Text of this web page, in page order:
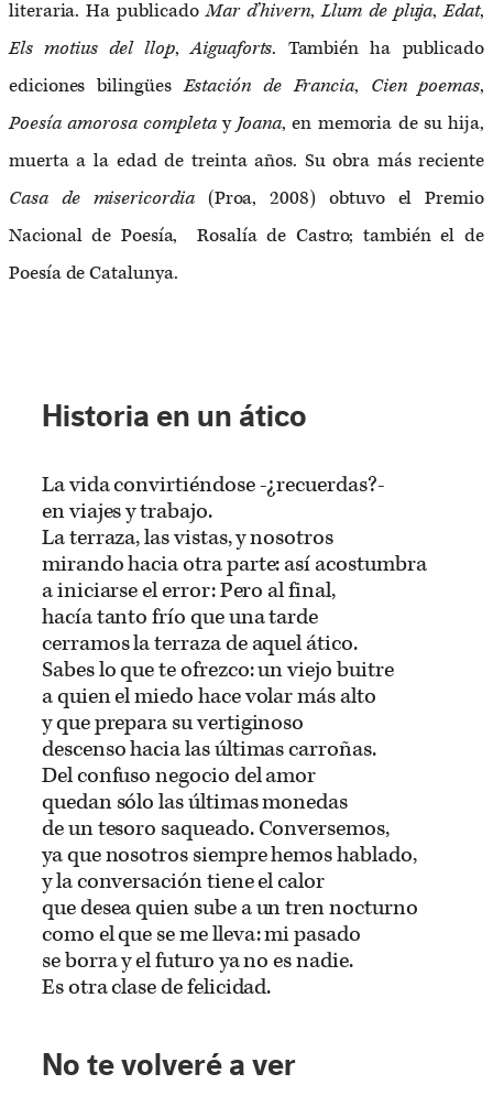
literaria. Ha publicadoMar d’hivern,Llum de pluja,Edat,
Els motius del llop,Aiguaforts. También ha publicado
ediciones bilingüesEstación de Francia, Cien poemas,
Poesía amorosa completayJoana, en memoria de su hija,
muerta a la edad de treinta años. Su obra más reciente
Casa de misericordia(Proa, 2008) obtuvo el Premio
Nacional de Poesía, Rosalía de Castro; también el de
Poesía de Catalunya.
Historia en un ático
La vida convirtiéndose -¿recuerdas?-
en viajes y trabajo.
La terraza, las vistas, y nosotros
mirando hacia otra parte: así acostumbra
a iniciarse el error: Pero al final,
hacía tanto frío que una tarde
cerramos la terraza de aquel ático.
Sabes lo que te ofrezco: un viejo buitre
a quien el miedo hace volar más alto
y que prepara su vertiginoso
descenso hacia las últimas carroñas.
Del confuso negocio del amor
quedan sólo las últimas monedas
de un tesoro saqueado. Conversemos,
ya que nosotros siempre hemos hablado,
y la conversación tiene el calor
que desea quien sube a un tren nocturno
como el que se me lleva: mi pasado
se borra y el futuro ya no es nadie.
Es otra clase de felicidad.
No te volveré a ver